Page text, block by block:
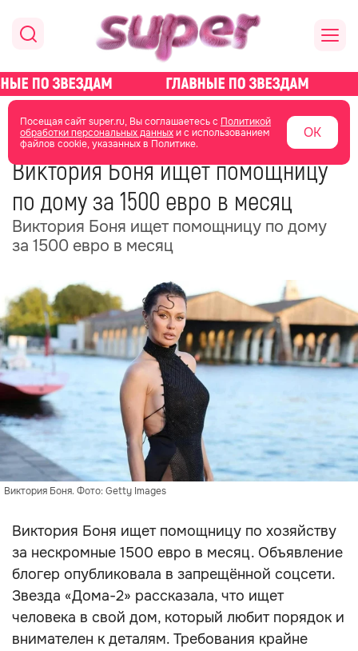
Посещая сайт super.ru, Вы соглашаетесь с Политикой
обработки персональных данныхи с использованием
файлов cookie, указанных в Политике.
ОК
главная новости о звездах новости
01 июля 12:57
Виктория Боня ищет помощницу
по дому за 1500 евро в месяц
Виктория Боня ищет помощницу по дому
за 1500 евро в месяц
Виктория Боня. Фото: Getty Images
Виктория Боня ищет помощницу по хозяйству
за нескромные 1500 евро в месяц. Объявление
блогер опубликовала в запрещённой соцсети.
Звезда «Дома-2» рассказала, что ищет
человека в свой дом, который любит порядок и
внимателен к деталям. Требования крайне